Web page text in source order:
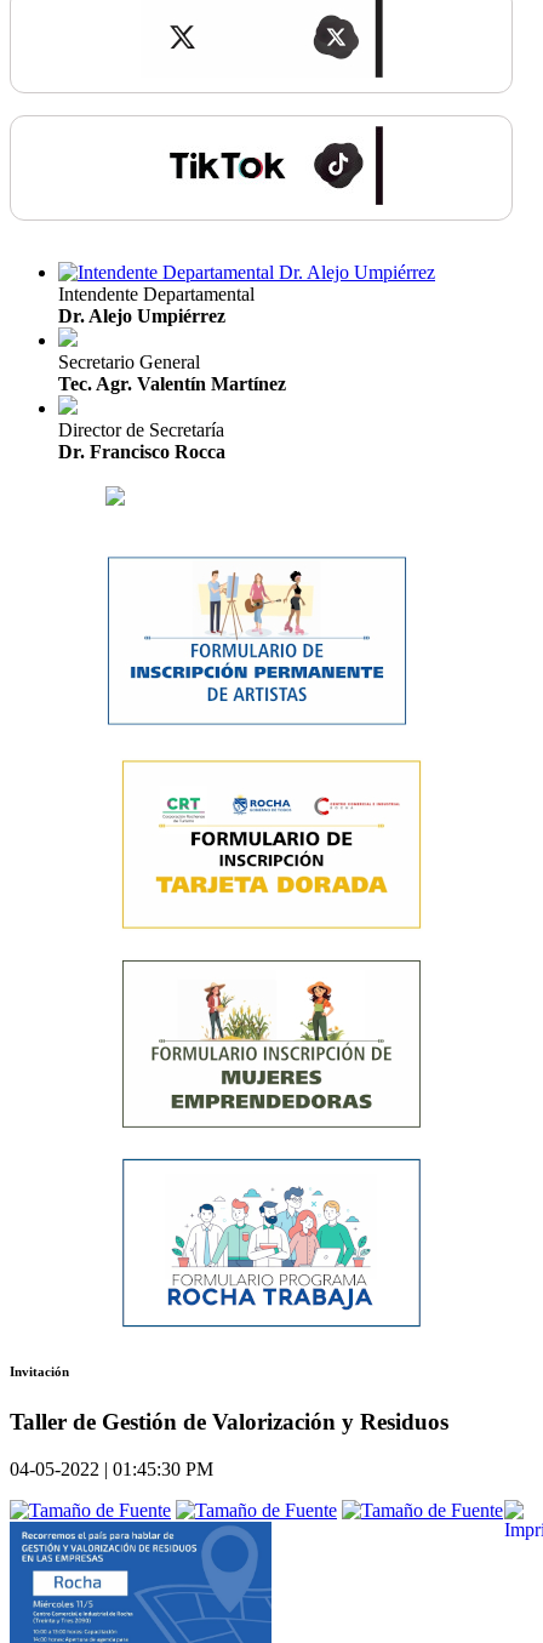
Intendente Departamental
Dr. Alejo Umpiérrez
Secretario General
Tec. Agr. Valentín Martínez
Director de Secretaría
Dr. Francisco Rocca
Invitación
Taller de Gestión de Valorización y Residuos
04-05-2022 | 01:45:30 PM